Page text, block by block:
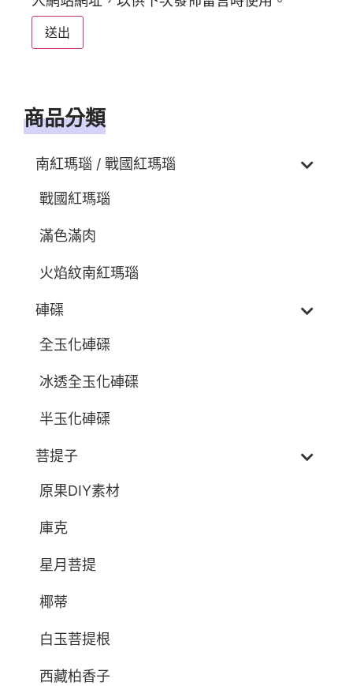
商品分類
南紅瑪瑙 / 戰國紅瑪瑙
戰國紅瑪瑙
滿色滿肉
火焰紋南紅瑪瑙
硨磲
全玉化硨磲
冰透全玉化硨磲
半玉化硨磲
菩提子
原果DIY素材
庫克
星月菩提
椰蒂
白玉菩提根
西藏柏香子